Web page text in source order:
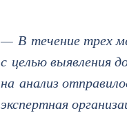
— В течение трех
с целью выявления
на анализ
экспертная